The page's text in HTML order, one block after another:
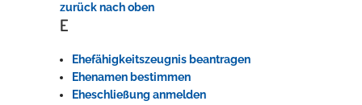
zurück nach oben
E
Ehefähigkeitszeugnis beantragen
Ehenamen bestimmen
Eheschließung anmelden